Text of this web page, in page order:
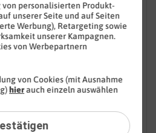
von personalisierten Produkt-
unserer Seite und auf Seiten
Werbung), Retargeting sowie
unserer Kampagnen.
von Werbepartnern
von Cookies (mit Ausnahme
hierauch einzeln auswählen